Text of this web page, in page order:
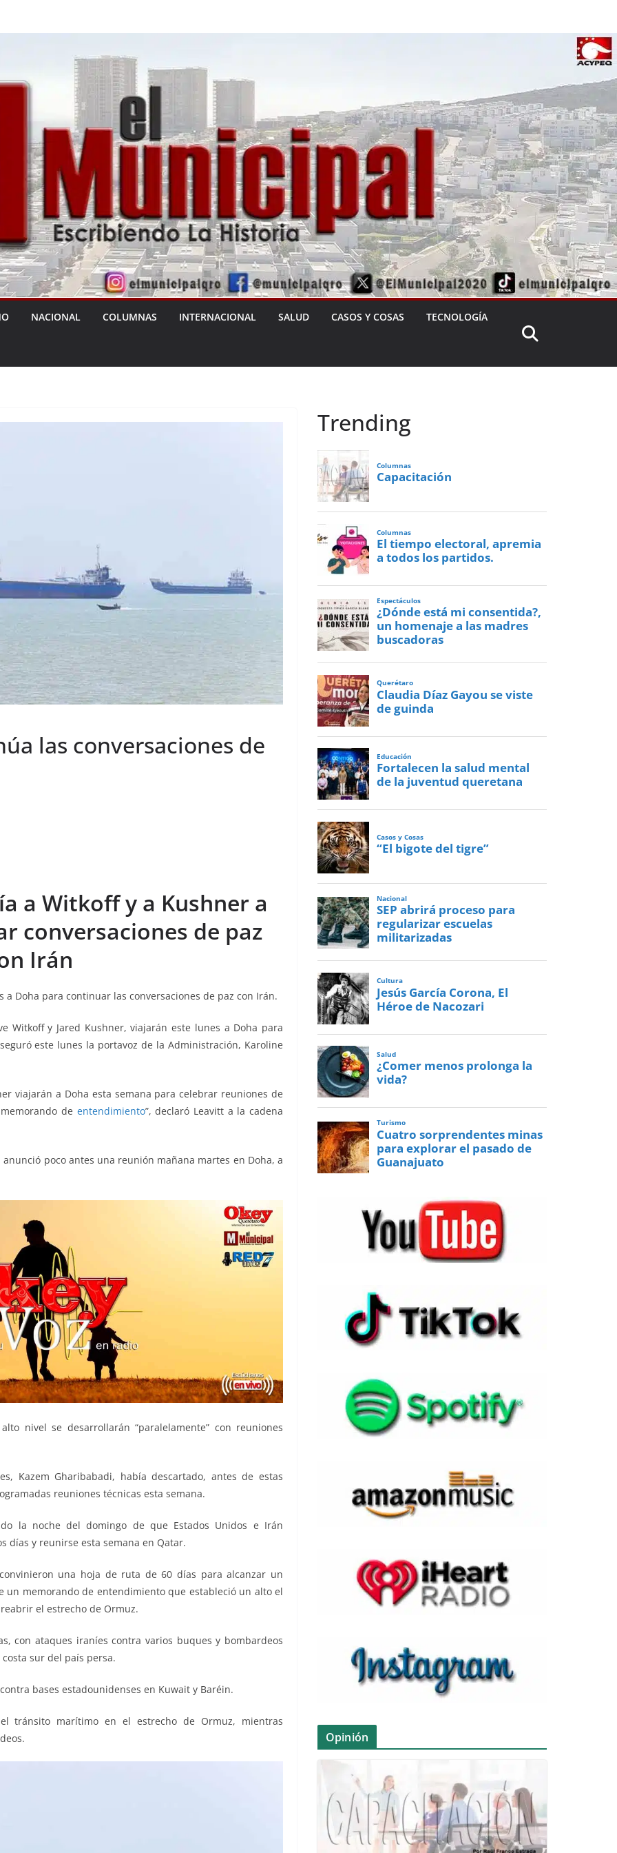
NACIONAL COLUMNAS INTERNACIONAL SALUD CASOS Y COSAS TECNOLOGÍA
las conversaciones de
a Witkoff y a Kushner a
conversaciones de paz
Irán
a Doha para continuar las conversaciones de paz con Irán.
Witkoff y Jared Kushner, viajarán este lunes a Doha para
este lunes la portavoz de la Administración, Karoline
viajarán a Doha esta semana para celebrar reuniones de
de entendimiento”, declaró Leavitt a la cadena
poco antes una reunión mañana martes en Doha, a
nivel se desarrollarán “paralelamente” con reuniones
Kazem Gharibabadi, había descartado, antes de estas
reuniones técnicas esta semana.
la noche del domingo de que Estados Unidos e Irán
días y reunirse esta semana en Qatar.
una hoja de ruta de 60 días para alcanzar un
un memorando de entendimiento que estableció un alto el
el estrecho de Ormuz.
con ataques iraníes contra varios buques y bombardeos
sur del país persa.
bases estadounidenses en Kuwait y Baréin.
tránsito marítimo en el estrecho de Ormuz, mientras
Trending
Opinión